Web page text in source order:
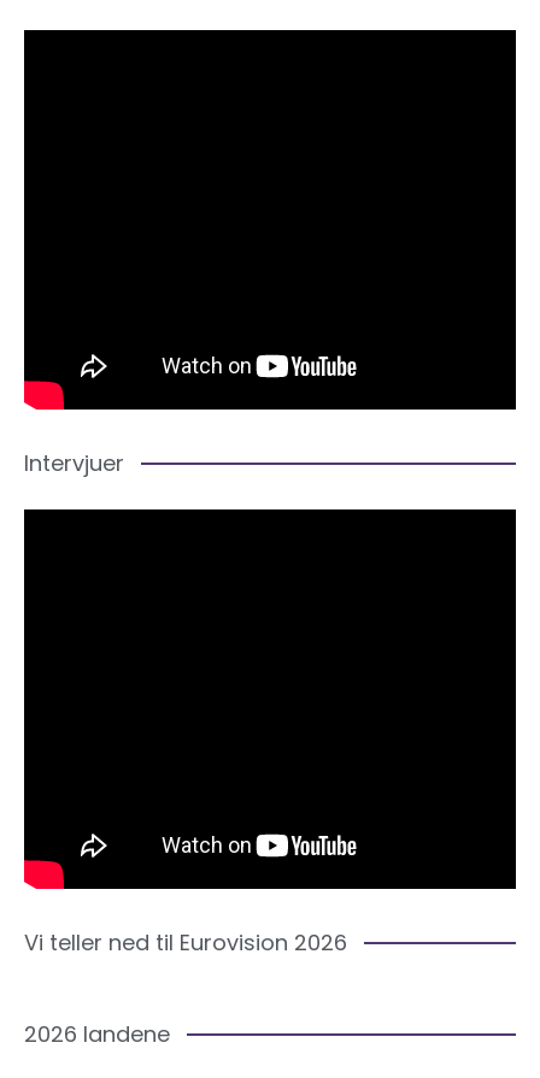
Intervjuer
Vi teller ned til Eurovision 2026
2026 landene